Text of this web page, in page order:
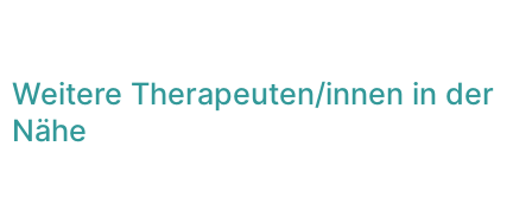
Weitere Therapeuten/innen in der
Nähe